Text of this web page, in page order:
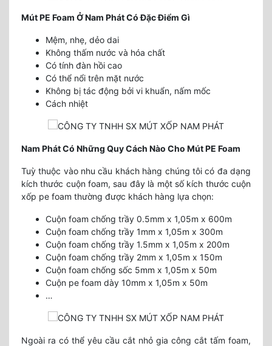
Mút PE Foam Ở Nam Phát Có Đặc Điểm Gì
Mệm, nhẹ, dẻo dai
Không thấm nước và hóa chất
Có tính đàn hồi cao
Có thể nổi trên mặt nước
Không bị tác động bởi vi khuẩn, nấm mốc
Cách nhiệt
Nam Phát Có Những Quy Cách Nào Cho Mút PE Foam
Tuỳ thuộc vào nhu cầu khách hàng chúng tôi có đa dạng
kích thước cuộn foam, sau đây là một số kích thước cuộn
xốp pe foam thường được khách hàng lựa chọn:
Cuộn foam chống trầy 0.5mm x 1,05m x 600m
Cuộn foam chống trầy 1mm x 1,05m x 300m
Cuộn foam chống trầy 1.5mm x 1,05m x 200m
Cuộn foam chống trầy 2mm x 1,05m x 150m
Cuộn foam chống sốc 5mm x 1,05m x 50m
Cuộn pe foam dày 10mm x 1,05m x 50m
…
Ngoài ra có thể yêu cầu cắt nhỏ gia công cắt tấm foam,